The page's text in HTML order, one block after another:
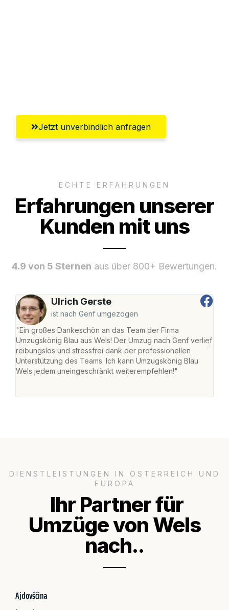
Jetzt unverbindlich anfragen
ECHTE ERFAHRUNGEN
Erfahrungen unserer
Kunden mit uns
4.9 von 5 Sternen aus über 800+ Bewertungen.
Ulrich Gerste
ist nach Genf umgezogen
"Ein großes Dankeschön an das Team der Firma
Umzugskönig Blau aus Wels! Der Umzug nach Genf verlief
reibungslos und stressfrei dank der professionellen
Unterstützung des Teams. Ich kann Umzugskönig Blau
Wels jedem uneingeschränkt weiterempfehlen!"
DIENSTLEISTUNGEN IN ÖSTERREICH UND
EUROPA
Ihr Partner für
Umzüge von Wels
nach..
Ajdovščina